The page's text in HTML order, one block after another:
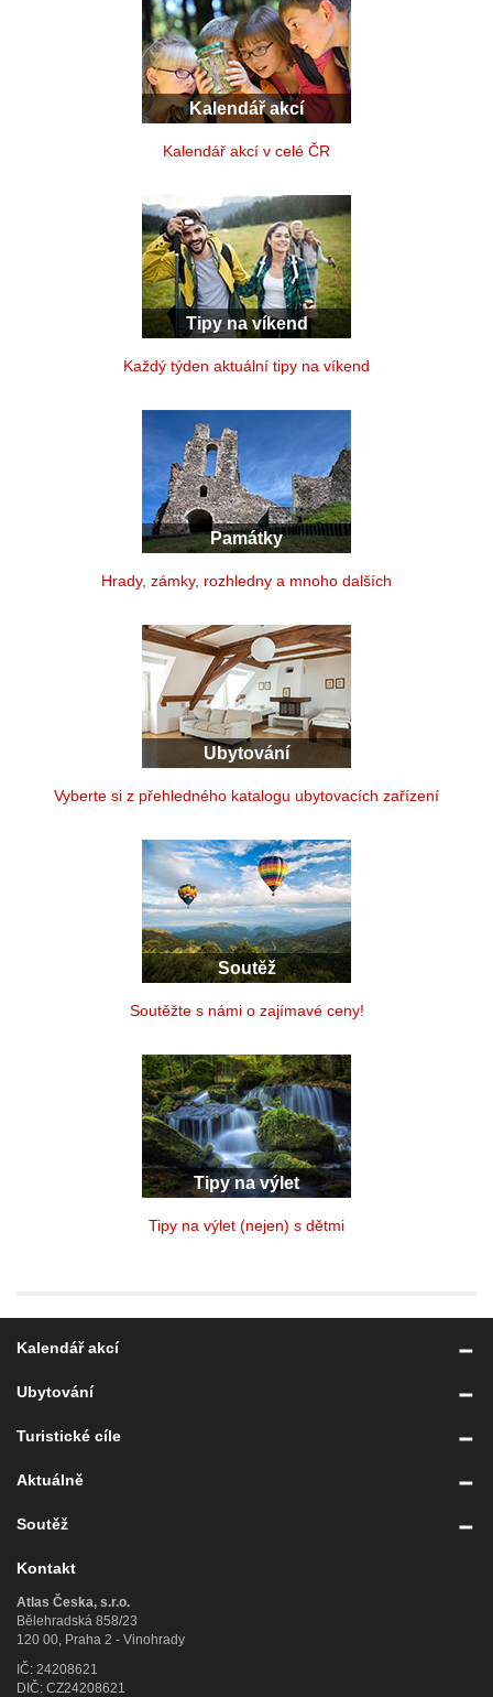
Kalendář akcí
Kalendář akcí v celé ČR
Tipy na víkend
Každý týden aktuální tipy na víkend
Památky
Hrady, zámky, rozhledny a mnoho dalších
Ubytování
Vyberte si z přehledného katalogu ubytovacích zařízení
Soutěž
Soutěžte s námi o zajímavé ceny!
Tipy na výlet
Tipy na výlet (nejen) s dětmi
Kalendář akcí
Ubytování
Turistické cíle
Aktuálně
Soutěž
Kontakt
Atlas Česka, s.r.o.
Bělehradská 858/23
120 00, Praha 2 - Vinohrady
IČ: 24208621
DIČ: CZ24208621